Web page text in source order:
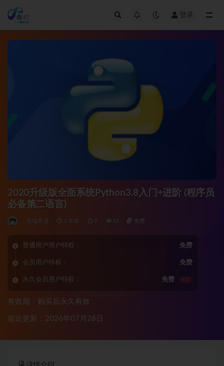
登录
2020升级版全面系统Python3.8入门+进阶 (程序员
必备第二语言)
后端开发 3 年前 0 81 免费
普通用户用户特权： 免费
会员用户特权： 免费
永久会员用户特权： 免费 推荐
有效期：购买后永久有效
最近更新：2026年07月28日